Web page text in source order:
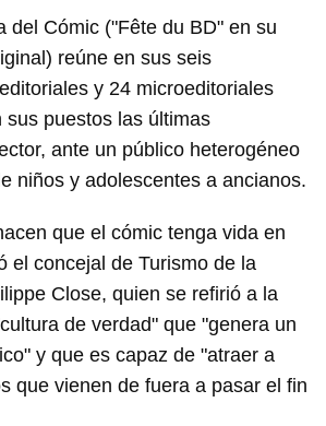
del Cómic ("Fête du BD" en su
reúne en sus seis
y 24 microeditoriales
sus puestos las últimas
ante un público heterogéneo
niños y adolescentes a ancianos.
que el cómic tenga vida en
el concejal de Turismo de la
Close, quien se refirió a la
de verdad" que "genera un
y que es capaz de "atraer a
que vienen de fuera a pasar el fin